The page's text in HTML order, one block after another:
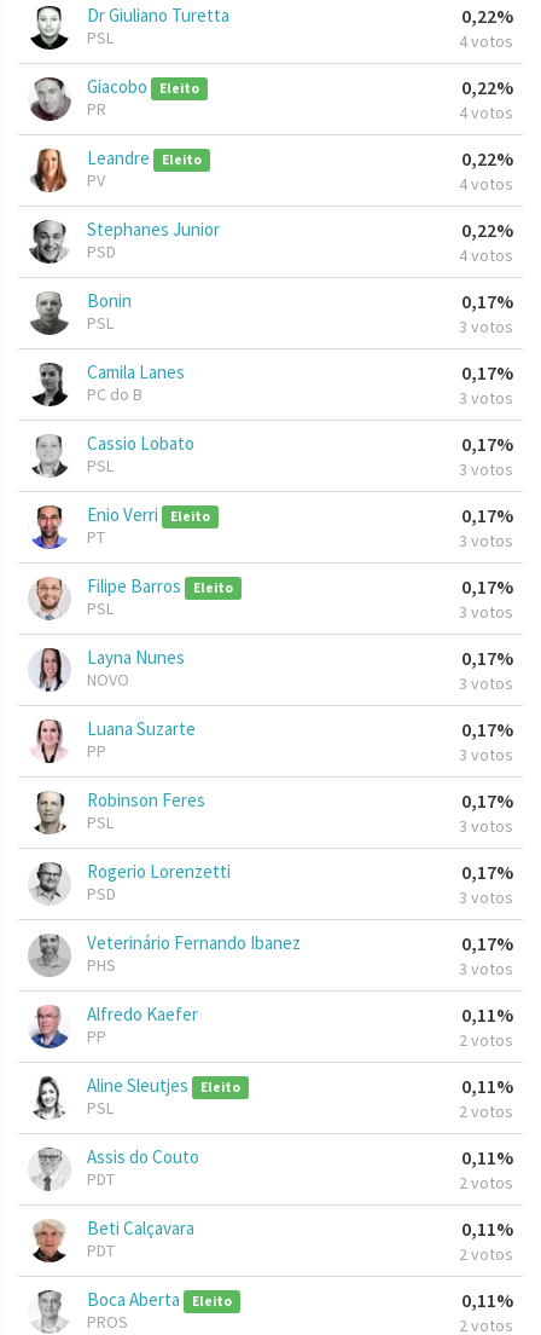
Dr Giuliano Turetta
PSL
0,22%
4 votos
Giacobo Eleito
PR
0,22%
4 votos
Leandre Eleito
PV
0,22%
4 votos
Stephanes Junior
PSD
0,22%
4 votos
Bonin
PSL
0,17%
3 votos
Camila Lanes
PC do B
0,17%
3 votos
Cassio Lobato
PSL
0,17%
3 votos
Enio Verri Eleito
PT
0,17%
3 votos
Filipe Barros Eleito
PSL
0,17%
3 votos
Layna Nunes
NOVO
0,17%
3 votos
Luana Suzarte
PP
0,17%
3 votos
Robinson Feres
PSL
0,17%
3 votos
Rogerio Lorenzetti
PSD
0,17%
3 votos
Veterinário Fernando Ibanez
PHS
0,17%
3 votos
Alfredo Kaefer
PP
0,11%
2 votos
Aline Sleutjes Eleito
PSL
0,11%
2 votos
Assis do Couto
PDT
0,11%
2 votos
Beti Calçavara
PDT
0,11%
2 votos
Boca Aberta Eleito
PROS
0,11%
2 votos